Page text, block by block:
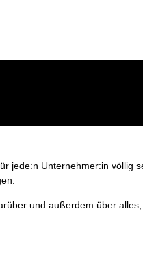
jede:n Unternehmer:in völlig
und außerdem über